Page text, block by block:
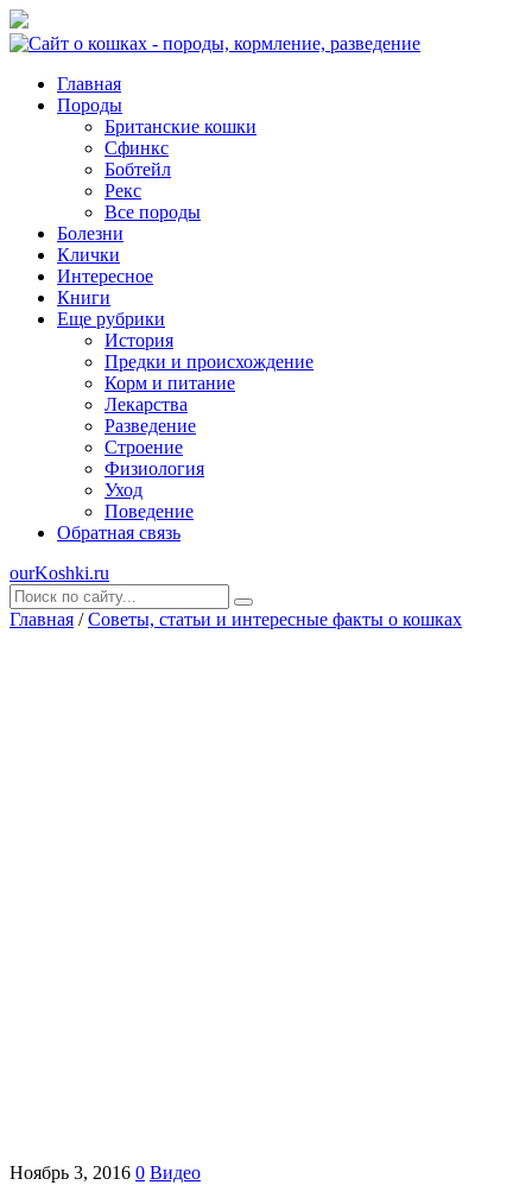
Главная
Породы
Британские кошки
Сфинкс
Бобтейл
Рекс
Все породы
Болезни
Клички
Интересное
Книги
Еще рубрики
История
Предки и происхождение
Корм и питание
Лекарства
Разведение
Строение
Физиология
Уход
Поведение
Обратная связь
ourKoshki.ru
Главная / Советы, статьи и интересные факты о кошках
Ноябрь 3, 2016 0 Видео